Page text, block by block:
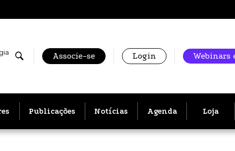
Associe-se Login Webinars
Publicações Notícias Agenda Loja